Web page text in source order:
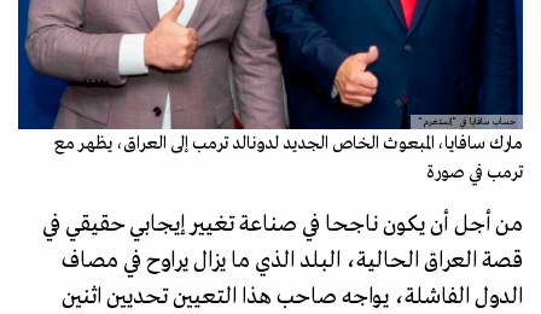
حساب سافايا في "إنستغرم"
مارك سافايا، المبعوث الخاص الجديد لدونالد ترمب إلى العراق، يظهر مع
ترمب في صورة
من أجل أن يكون ناجحا في صناعة تغيير إيجابي حقيقي في
قصة العراق الحالية، البلد الذي ما يزال يراوح في مصاف
الدول الفاشلة، يواجه صاحب هذا التعيين تحديين اثنين